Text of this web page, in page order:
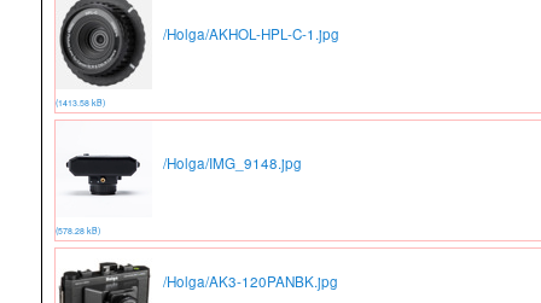
/Holga/AKHOL-HPL-C-1.jpg
(1413.58 kB)
/Holga/IMG_9148.jpg
(578.28 kB)
/Holga/AK3-120PANBK.jpg